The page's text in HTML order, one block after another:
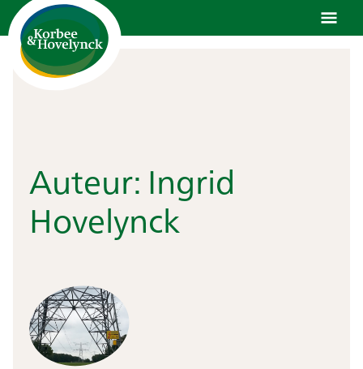
Ga
naar
inhoud
Auteur:Ingrid
Hovelynck